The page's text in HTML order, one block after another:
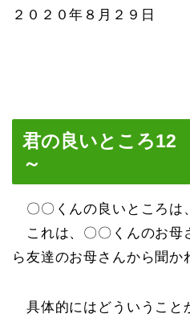
２０２０年８月２９日
君の良いところ12
～
〇〇くんの良いところは
これは、〇〇くんのお母
ら友達のお母さんから聞か
具体的にはどういうこと